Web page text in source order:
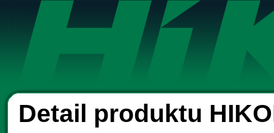
Detail produktu